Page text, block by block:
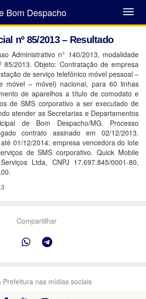
Abrir
Menu
Bom Despacho
nº 85/2013 – Resultado
Administrativo n° 140/2013, modalidade
85/2013. Objeto: Contratação de empresa
de serviço telefônico móvel pessoal –
móvel – móvel) nacional, para 60 linhas
de aparelhos a título de comodato e
de SMS corporativo a ser executado de
atender as Secretarias e Departamentos
de Bom Despacho/MG. Processo
contrato assinado em 02/12/2013.
01/12/2014; empresa vencedora do lote
de SMS corporativo. Quick Mobile
Ltda, CNPJ 17.697.845/0001-80,
Compartilhar
Prefeitura nas mídias sociais